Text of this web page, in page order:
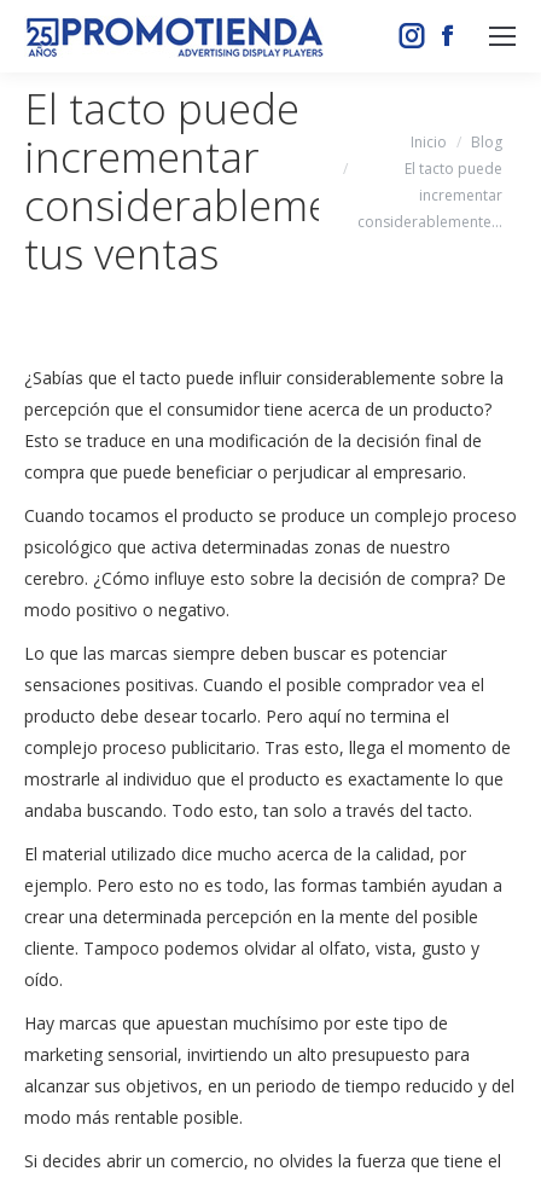
Instagram
in
new
window
Facebook
in
new
window
El tacto puede
incrementar
considerablemente
tus ventas
Inicio
Blog
El tacto puede
incrementar
considerablemente…
¿Sabías que el tacto puede influir considerablemente sobre la
percepción que el consumidor tiene acerca de un producto?
Esto se traduce en una modificación de la decisión final de
compra que puede beneficiar o perjudicar al empresario.
Cuando tocamos el producto se produce un complejo proceso
psicológico que activa determinadas zonas de nuestro
cerebro. ¿Cómo influye esto sobre la decisión de compra? De
modo positivo o negativo.
Lo que las marcas siempre deben buscar es potenciar
sensaciones positivas. Cuando el posible comprador vea el
producto debe desear tocarlo. Pero aquí no termina el
complejo proceso publicitario. Tras esto, llega el momento de
mostrarle al individuo que el producto es exactamente lo que
andaba buscando. Todo esto, tan solo a través del tacto.
El material utilizado dice mucho acerca de la calidad, por
ejemplo. Pero esto no es todo, las formas también ayudan a
crear una determinada percepción en la mente del posible
cliente. Tampoco podemos olvidar al olfato, vista, gusto y
oído.
Hay marcas que apuestan muchísimo por este tipo de
marketing sensorial, invirtiendo un alto presupuesto para
alcanzar sus objetivos, en un periodo de tiempo reducido y del
modo más rentable posible.
Si decides abrir un comercio, no olvides la fuerza que tiene el